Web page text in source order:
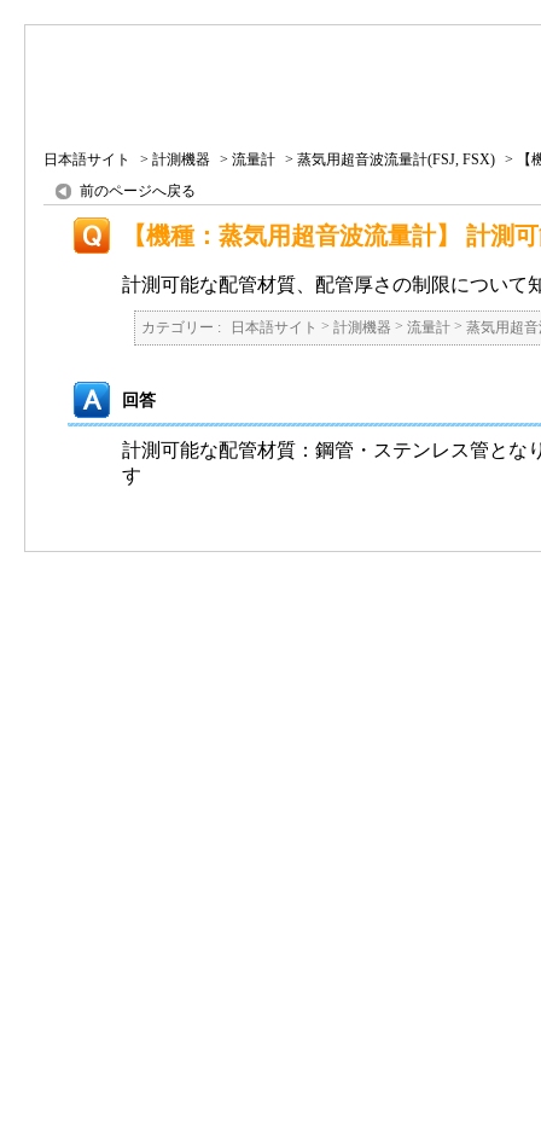
日本語サイト > 計測機器 > 流量計 > 蒸気用超音波流量計(FSJ, FSX) >
前のページへ戻る
【機種：蒸気用超音波流量計】 計測
計測可能な配管材質、配管厚さの制限について
カテゴリー : 日本語サイト > 計測機器 > 流量計 > 蒸気用超
回答
計測可能な配管材質：鋼管・ステンレス管とな
す